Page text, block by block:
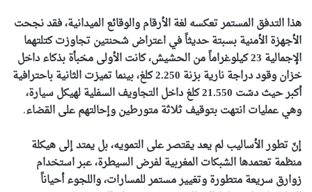
هذا التدفق المستمر تعكسه لغة الأرقام والوقائع الميدانية، فقد نجحت
الأجهزة الأمنية بسبتة حديثاً في اعتراض شحنتين تجاوزت كتلتهما
الإجمالية 23 كيلوغراماً من الحشيش، كانت الأولى مخبأة بذكاء داخل
خزان وقود دراجة نارية بزنة 2.250 كلغ، بينما تميزت الثانية باحترافية
أكبر حيث دسّت 21.550 كلغ داخل التجاويف السفلية لهيكل سيارة،
وهي عمليات انتهت بتوقيف ثلاثة متورطين وإحالتهم على القضاء.
إنّ تطور الأساليب لم يعد يقتصر على التمويه، بل يمتد إلى هيكلة
منظمة تعتمدها الشبكات المغربية لفرض السيطرة، عبر استخدام
زوارق سريعة متطورة وتغيير مستمر للمسارات، واللجوء أحياناً